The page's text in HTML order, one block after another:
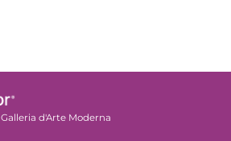
Galleria d'Arte Moderna